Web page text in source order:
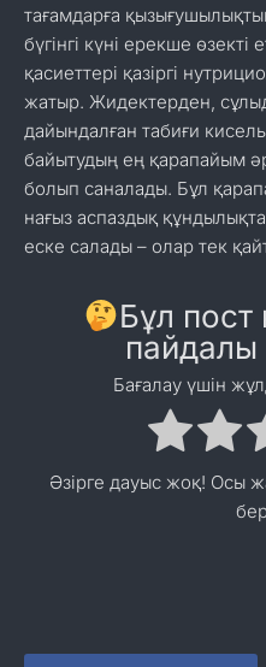
тағамдарға
бүгінгі күні ерекше
қасиеттері қазіргі
жатыр. Жидектерден,
дайындалған табиғи
байытудың ең қарапайым
болып саналады. Бұл
нағыз аспаздық
еске салады – олар тек
Бұл
Бағалау үшін
Әзірге дауыс жоқ! Осы